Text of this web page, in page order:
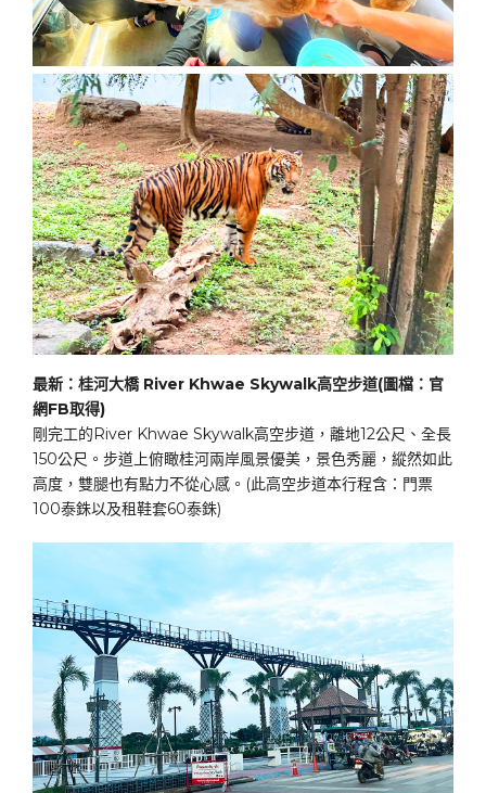
最新：桂河大橋 River Khwae Skywalk高空步道(圖檔：官
網FB取得)
剛完工的River Khwae Skywalk高空步道，離地12公尺、全長
150公尺。步道上俯瞰桂河兩岸風景優美，景色秀麗，縱然如此
高度，雙腿也有點力不從心感。(此高空步道本行程含：門票
100泰銖以及租鞋套60泰銖)